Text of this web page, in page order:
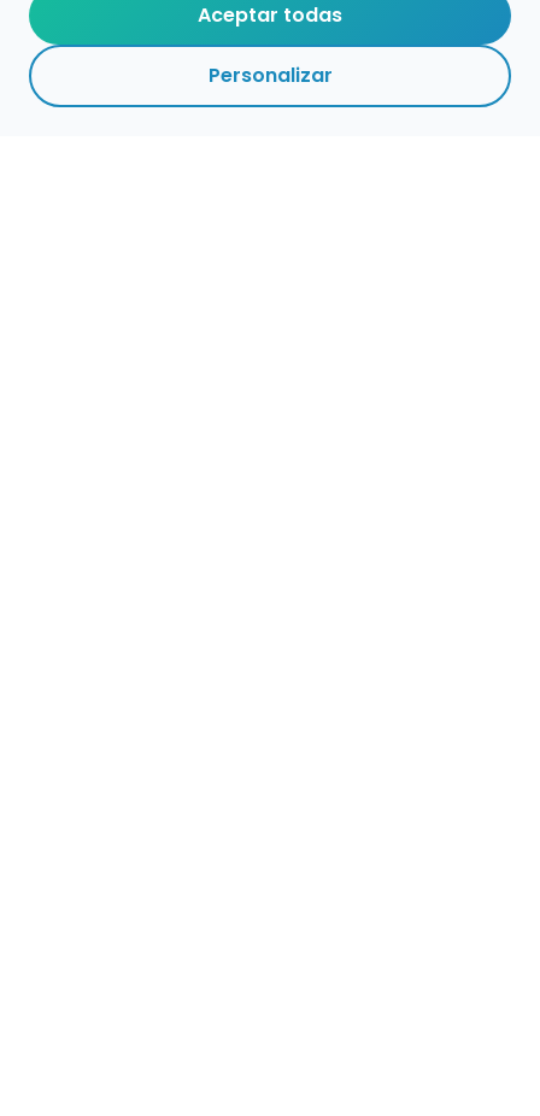
Aceptar todas
Personalizar